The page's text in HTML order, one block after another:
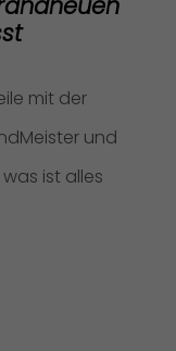
mit der
und
ist alles